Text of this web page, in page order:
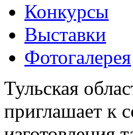
Конкурсы
Выставки
Фотогалерея
Тульская
приглашает к